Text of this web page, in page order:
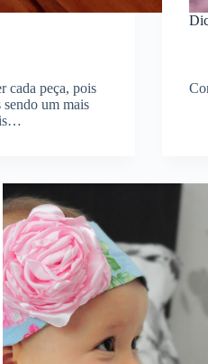
cada peça, pois
um mais